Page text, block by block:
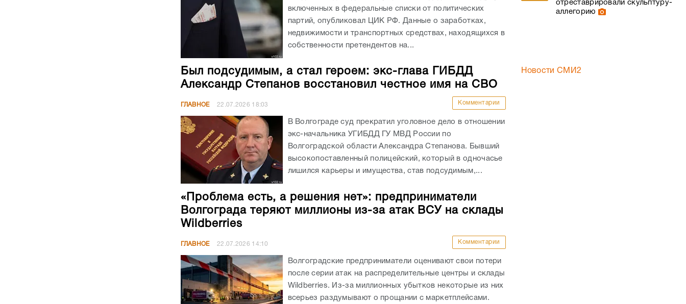
включенных в федеральные списки от политических
партий, опубликовал ЦИК РФ. Данные о заработках,
недвижимости и транспортных средствах, находящихся в
собственности претендентов на...
Был подсудимым, а стал героем: экс-глава ГИБДД
Александр Степанов восстановил честное имя на СВО
ГЛАВНОЕ 22.07.2026 18:03 Комментарии
В Волгограде суд прекратил уголовное дело в отношении
экс-начальника УГИБДД ГУ МВД России по
Волгоградской области Александра Степанова. Бывший
высокопоставленный полицейский, который в одночасье
лишился карьеры и имущества, став подсудимым,...
«Проблема есть, а решения нет»: предприниматели
Волгограда теряют миллионы из-за атак ВСУ на склады
Wildberries
ГЛАВНОЕ 22.07.2026 14:10 Комментарии
Волгоградские предприниматели оценивают свои потери
после серии атак на распределительные центры и склады
Wildberries. Из-за миллионных убытков некоторые из них
всерьез раздумывают о прощании с маркетплейсами.
отреставрировали скульптуру-
аллегорию
Новости СМИ2